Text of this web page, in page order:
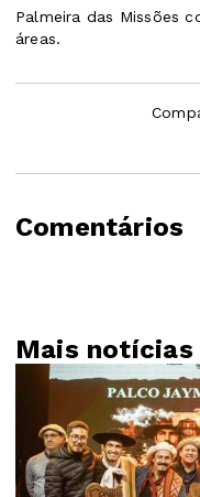
Palmeira das Missões
áreas.
Comentários
Mais notícias